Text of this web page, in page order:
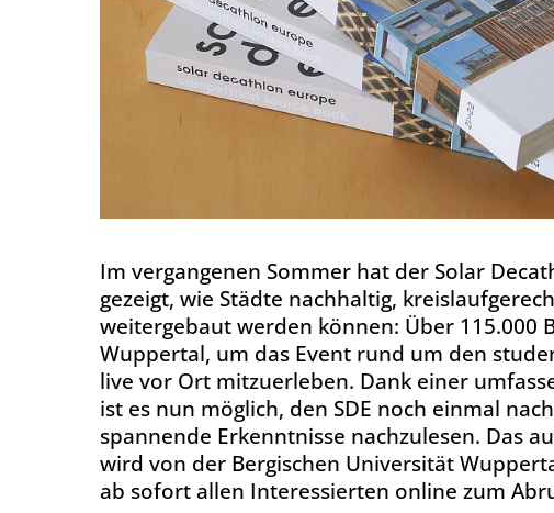
Im vergangenen Sommer hat der Solar
gezeigt, wie Städte nachhaltig,
weitergebaut werden können: Über 115.000
Wuppertal, um das Event rund um den
live vor Ort mitzuerleben. Dank einer
ist es nun möglich, den SDE noch einmal
spannende Erkenntnisse nachzulesen. Das
wird von der Bergischen Universität
ab sofort allen Interessierten online zum